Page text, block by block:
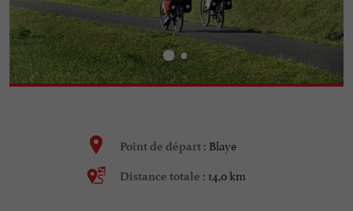
Point de départ : Blaye
Distance totale : 14,0 km